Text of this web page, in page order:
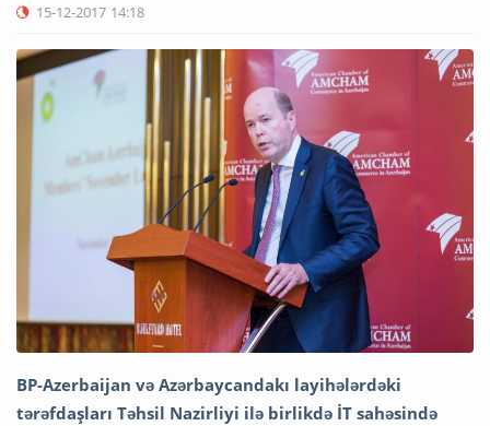
15-12-2017 14:18
BP-Azerbaijan və Azərbaycandakı layihələrdəki
tərəfdaşları Təhsil Nazirliyi ilə birlikdə İT sahəsində